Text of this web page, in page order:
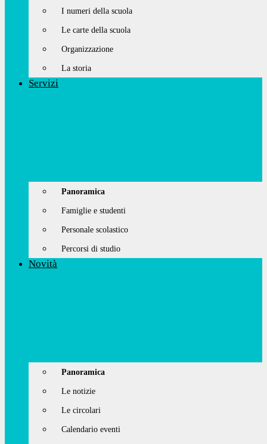
I numeri della scuola
Le carte della scuola
Organizzazione
La storia
Servizi
Panoramica
Famiglie e studenti
Personale scolastico
Percorsi di studio
Novità
Panoramica
Le notizie
Le circolari
Calendario eventi